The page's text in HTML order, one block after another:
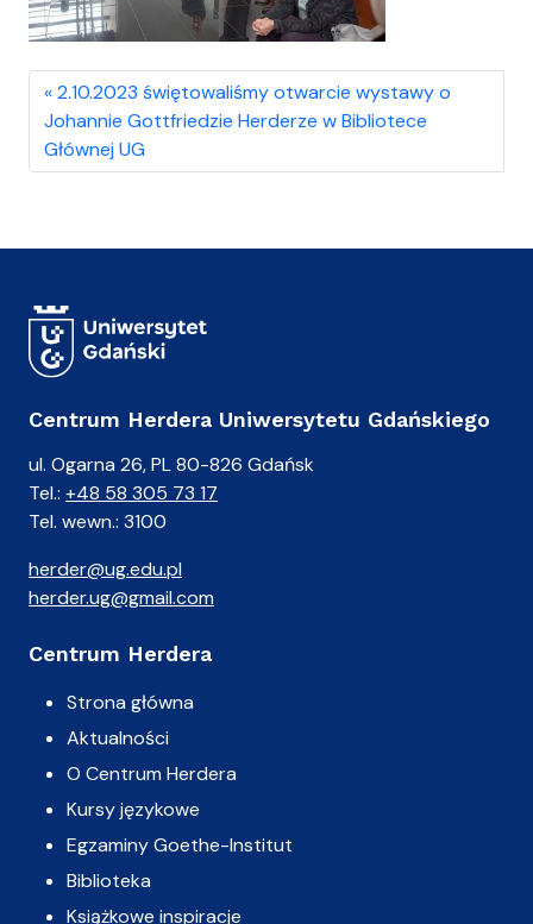
2.10.2023 świętowaliśmy otwarcie wystawy o
Johannie Gottfriedzie Herderze w Bibliotece
Głównej UG
Centrum Herdera Uniwersytetu Gdańskiego
ul. Ogarna 26, PL 80-826 Gdańsk
Tel.: +48 58 305 73 17
Tel. wewn.: 3100
herder@ug.edu.pl
herder.ug@gmail.com
Centrum Herdera
Strona główna
Aktualności
O Centrum Herdera
Kursy językowe
Egzaminy Goethe-Institut
Biblioteka
Książkowe inspiracje